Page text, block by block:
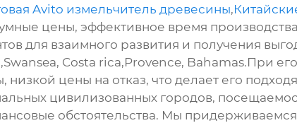
Avito измельчитель древесины,
цены, эффективное время
для взаимного развития и получения
Costa rica,Provence, Bahamas.При
цены на отказ, что делает его
цивилизованных городов,
обстоятельства. Мы